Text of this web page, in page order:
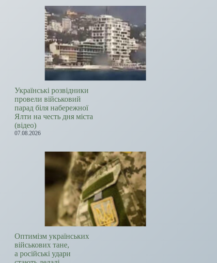
Українські розвідники
провели військовий
парад біля набережної
Ялти на честь дня міста
(відео)
07.08.2026
Оптимізм українських
військових тане,
а російські удари